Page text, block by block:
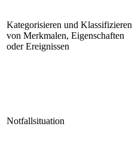
Kategorisieren und Klassifizieren
von Merkmalen, Eigenschaften
oder Ereignissen
Notfallsituation